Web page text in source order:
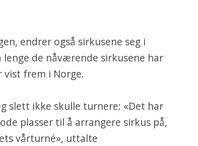
endrer også sirkusene seg i
de nåværende sirkusene har
frem i Norge.
slett ikke skulle turnere: «Det har
plasser til å arrangere sirkus på,
vårturné», uttalte